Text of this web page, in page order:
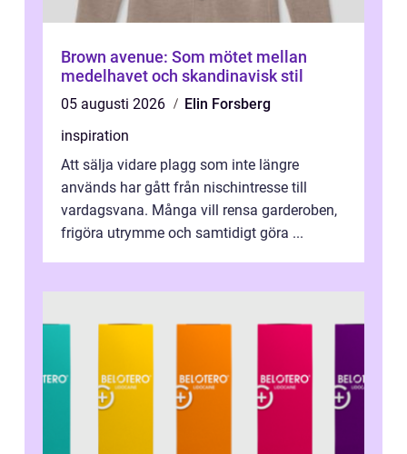
Brown avenue: Som mötet mellan
medelhavet och skandinavisk stil
05 augusti 2026
Elin Forsberg
inspiration
Att sälja vidare plagg som inte längre
används har gått från nischintresse till
vardagsvana. Många vill rensa garderoben,
frigöra utrymme och samtidigt göra ...